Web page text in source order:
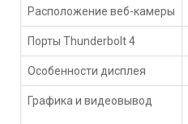
Расположение веб-камеры
Порты Thunderbolt 4
Особенности дисплея
Графика и видеовывод